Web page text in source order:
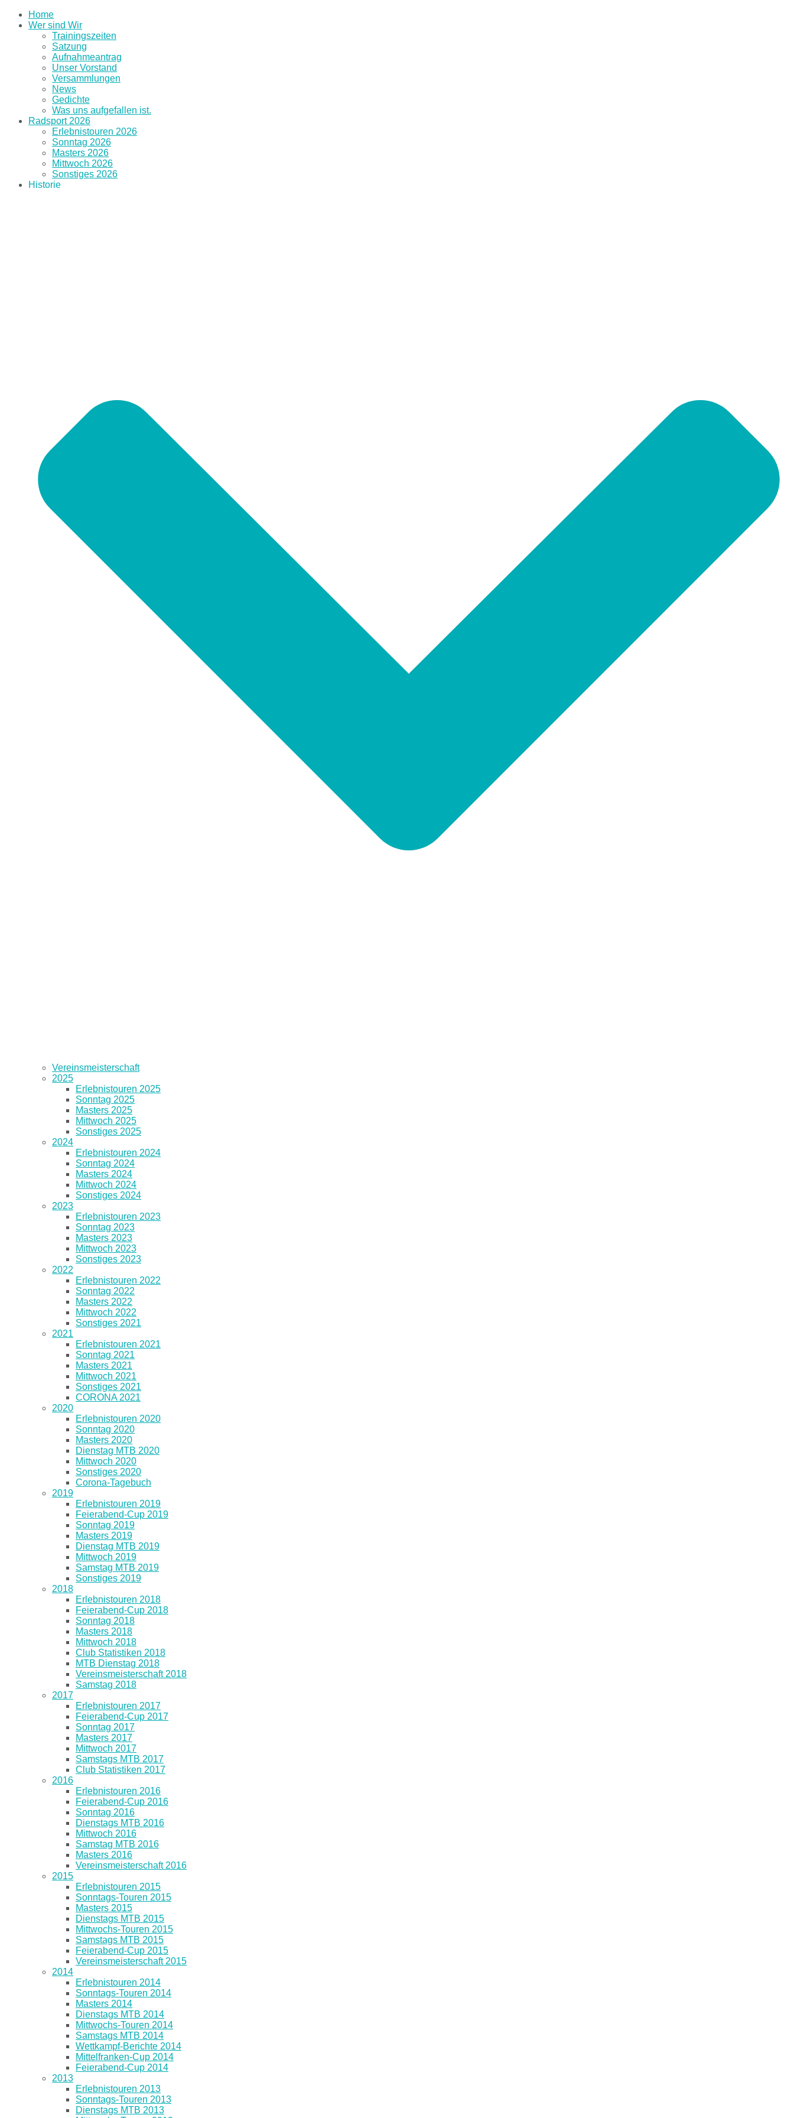
Home
Wer sind Wir
Trainingszeiten
Satzung
Aufnahmeantrag
Unser Vorstand
Versammlungen
News
Gedichte
Was uns aufgefallen ist.
Radsport 2026
Erlebnistouren 2026
Sonntag 2026
Masters 2026
Mittwoch 2026
Sonstiges 2026
Historie
Vereinsmeisterschaft
2025
Erlebnistouren 2025
Sonntag 2025
Masters 2025
Mittwoch 2025
Sonstiges 2025
2024
Erlebnistouren 2024
Sonntag 2024
Masters 2024
Mittwoch 2024
Sonstiges 2024
2023
Erlebnistouren 2023
Sonntag 2023
Masters 2023
Mittwoch 2023
Sonstiges 2023
2022
Erlebnistouren 2022
Sonntag 2022
Masters 2022
Mittwoch 2022
Sonstiges 2021
2021
Erlebnistouren 2021
Sonntag 2021
Masters 2021
Mittwoch 2021
Sonstiges 2021
CORONA 2021
2020
Erlebnistouren 2020
Sonntag 2020
Masters 2020
Dienstag MTB 2020
Mittwoch 2020
Sonstiges 2020
Corona-Tagebuch
2019
Erlebnistouren 2019
Feierabend-Cup 2019
Sonntag 2019
Masters 2019
Dienstag MTB 2019
Mittwoch 2019
Samstag MTB 2019
Sonstiges 2019
2018
Erlebnistouren 2018
Feierabend-Cup 2018
Sonntag 2018
Masters 2018
Mittwoch 2018
Club Statistiken 2018
MTB Dienstag 2018
Vereinsmeisterschaft 2018
Samstag 2018
2017
Erlebnistouren 2017
Feierabend-Cup 2017
Sonntag 2017
Masters 2017
Mittwoch 2017
Samstags MTB 2017
Club Statistiken 2017
2016
Erlebnistouren 2016
Feierabend-Cup 2016
Sonntag 2016
Dienstags MTB 2016
Mittwoch 2016
Samstag MTB 2016
Masters 2016
Vereinsmeisterschaft 2016
2015
Erlebnistouren 2015
Sonntags-Touren 2015
Masters 2015
Dienstags MTB 2015
Mittwochs-Touren 2015
Samstags MTB 2015
Feierabend-Cup 2015
Vereinsmeisterschaft 2015
2014
Erlebnistouren 2014
Sonntags-Touren 2014
Masters 2014
Dienstags MTB 2014
Mittwochs-Touren 2014
Samstags MTB 2014
Wettkampf-Berichte 2014
Mittelfranken-Cup 2014
Feierabend-Cup 2014
2013
Erlebnistouren 2013
Sonntags-Touren 2013
Dienstags MTB 2013